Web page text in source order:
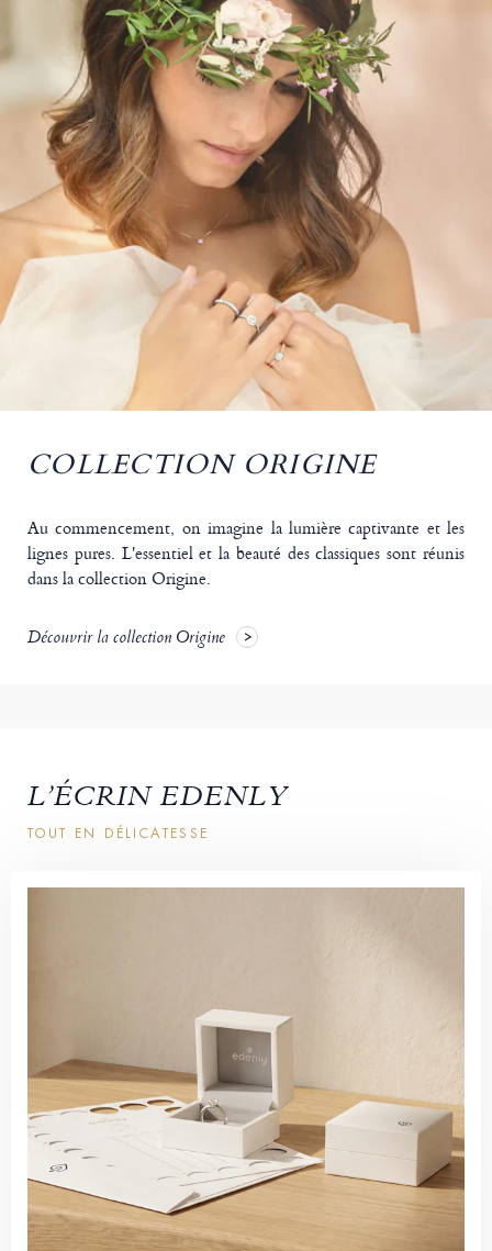
COLLECTION ORIGINE
Au commencement, on imagine la lumière captivante et les
lignes pures. L'essentiel et la beauté des classiques sont réunis
dans la collection Origine.
Découvrir la collection Origine
L’ÉCRIN EDENLY
TOUT EN DÉLICATESSE